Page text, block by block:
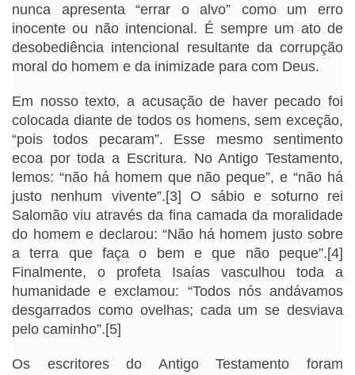
nunca apresenta “errar o alvo” como um erro
inocente ou não intencional. É sempre um ato de
desobediência intencional resultante da corrupção
moral do homem e da inimizade para com Deus.
Em nosso texto, a acusação de haver pecado foi
colocada diante de todos os homens, sem exceção,
“pois todos pecaram”. Esse mesmo sentimento
ecoa por toda a Escritura. No Antigo Testamento,
lemos: “não há homem que não peque”, e “não há
justo nenhum vivente”.[3] O sábio e soturno rei
Salomão viu através da fina camada da moralidade
do homem e declarou: “Não há homem justo sobre
a terra que faça o bem e que não peque”.[4]
Finalmente, o profeta Isaías vasculhou toda a
humanidade e exclamou: “Todos nós andávamos
desgarrados como ovelhas; cada um se desviava
pelo caminho”.[5]
Os escritores do Antigo Testamento foram